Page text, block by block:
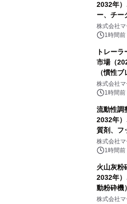
2032年
ー、チー
レポート
株式会社
1時間前
トレー
市場（
（慣性
キシステ
を発表
株式会社
1時間前
流動性調
2032年
質剤、フ
系改質剤
ックス系
株式会社
1時間前
火山灰粉
2032年
動粉砕機
株式会社